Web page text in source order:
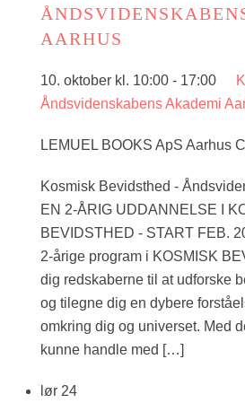
AARHUS
10. oktober kl. 10:00 - 17:00
Åndsvidenskabens Akademi
LEMUEL BOOKS ApS Aarhus
Kosmisk Bevidsthed -
EN 2-ÅRIG UDDANNELSE I
BEVIDSTHED - START FEB.
2-årige program i KOSMISK
dig redskaberne til at udforske
og tilegne dig en dybere
omkring dig og universet. Med
kunne handle med […]
lør 24